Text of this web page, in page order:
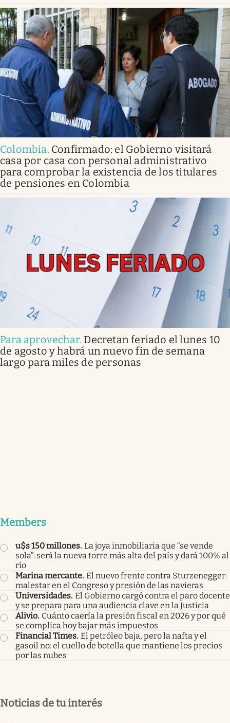
Colombia. Confirmado: el Gobierno visitará
casa por casa con personal administrativo
para comprobar la existencia de los titulares
de pensiones en Colombia
Para aprovechar. Decretan feriado el lunes 10
de agosto y habrá un nuevo fin de semana
largo para miles de personas
Members
u$s 150 millones. La joya inmobiliaria que “se vende
sola”: será la nueva torre más alta del país y dará 100% al
río
Marina mercante. El nuevo frente contra Sturzenegger:
malestar en el Congreso y presión de las navieras
Universidades. El Gobierno cargó contra el paro docente
y se prepara para una audiencia clave en la Justicia
Alivio. Cuánto caería la presión fiscal en 2026 y por qué
se complica hoy bajar más impuestos
Financial Times. El petróleo baja, pero la nafta y el
gasoil no: el cuello de botella que mantiene los precios
por las nubes
Noticias de tu interés